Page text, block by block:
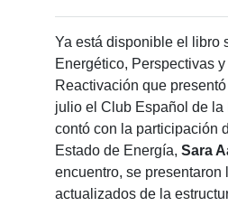
Ya está disponible el libro
Energético, Perspectivas
Reactivación que
julio el Club Español de la
contó con la participación
Estado de Energía,Sara
encuentro, se presentaron
actualizados de la